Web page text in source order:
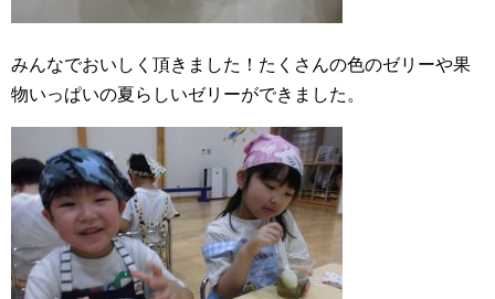
みんなでおいしく頂きました！たくさんの色のゼリーや果
物いっぱいの夏らしいゼリーができました。